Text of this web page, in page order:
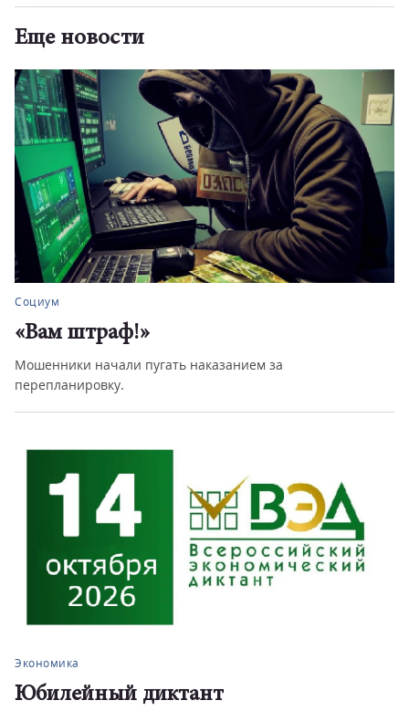
Еще новости
Социум
«Вам штраф!»
Мошенники начали пугать наказанием за
перепланировку.
Экономика
Юбилейный диктант